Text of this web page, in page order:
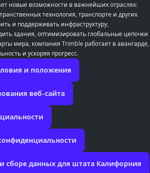
новые возможности в важнейших отраслях:
технология, транспорте и других.
и поддерживать инфраструктуру,
здания, оптимизировать глобальные цепочки
мира, компания Trimble работает в авангарде,
и ускоряя прогресс.
и положения
веб-сайта
сборе данных для штата Калифорния